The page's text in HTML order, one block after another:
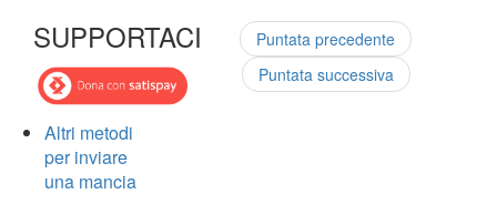
SUPPORTACI
Altri metodi
per inviare
una mancia
Puntata precedente
Puntata successiva